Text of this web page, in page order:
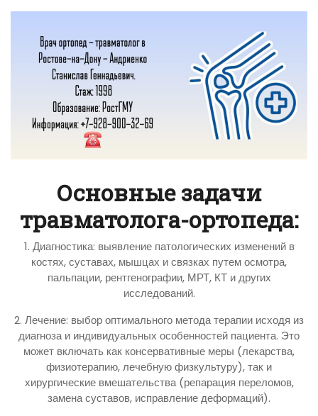
Основные задачи
травматолога-ортопеда:
1. Диагностика: выявление патологических изменений в
костях, суставах, мышцах и связках путем осмотра,
пальпации, рентгенографии, МРТ, КТ и других
исследований.
2. Лечение: выбор оптимального метода терапии исходя из
диагноза и индивидуальных особенностей пациента. Это
может включать как консервативные меры (лекарства,
физиотерапию, лечебную физкультуру), так и
хирургические вмешательства (репарация переломов,
замена суставов, исправление деформаций).